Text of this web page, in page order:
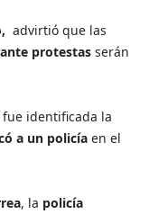
advirtió que las
protestasserán
identificada la
a un policía en el
, la policía